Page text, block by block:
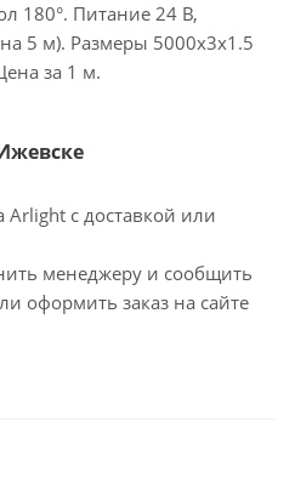
180°. Питание 24 В,
5 м). Размеры 5000х3х1.5
за 1 м.
Arlight с доставкой или
менеджеру и сообщить
оформить заказ на сайте